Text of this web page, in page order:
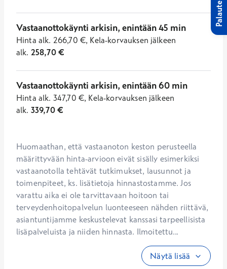
Vastaanottokäynti arkisin, enintään 45 min
Hinta alk. 266,70 €, Kela-korvauksen jälkeen
alk. 258,70€
Vastaanottokäynti arkisin, enintään 60 min
Hinta alk. 347,70 €, Kela-korvauksen jälkeen
alk. 339,70€
Huomaathan, että vastaanoton keston perusteella
määrittyvään hinta-arvioon eivät sisälly esimerkiksi
vastaanotolla tehtävät tutkimukset, lausunnot ja
toimenpiteet, ks. lisätietoja hinnastostamme. Jos
varattu aika ei ole tarvittavaan hoitoon tai
terveydenhoitopalvelun luonteeseen nähden riittävä,
asiantuntijamme keskustelevat kanssasi tarpeellisista
lisäpalveluista ja niiden hinnasta. Ilmoitettu...
Näytä lisää
Palaute